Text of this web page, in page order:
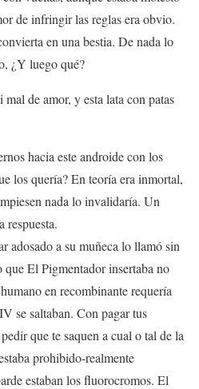
de infringir las reglas era obvio.
en una bestia. De nada lo
¿Y luego qué?
de amor, y esta lata con patas
hacia este androide con los
los quería? En teoría era inmortal,
nada lo invalidaría. Un
respuesta.
adosado a su muñeca lo llamó sin
que El Pigmentador insertaba no
en recombinante requería
se saltaban. Con pagar tus
que te saquen a cual o tal de la
prohibido-realmente
estaban los fluorocromos. El